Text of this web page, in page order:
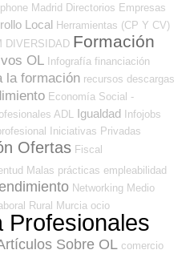
Madrid Directorios Empresas
Local Herramientas (CP Y CV)
DIVERSIDAD Formación
OL Infografía financiación
la formación recursos descargas
Economía Social -
ADL Igualdad Infojobs
Iniciativas Privadas
Ofertas Fiscal
Malas prácticas empleabilidad
Networking Medio
Rural Murcia ocio
Profesionales
Sobre OL comercio